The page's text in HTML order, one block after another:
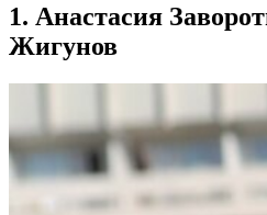
1. Анастасия
Жигунов